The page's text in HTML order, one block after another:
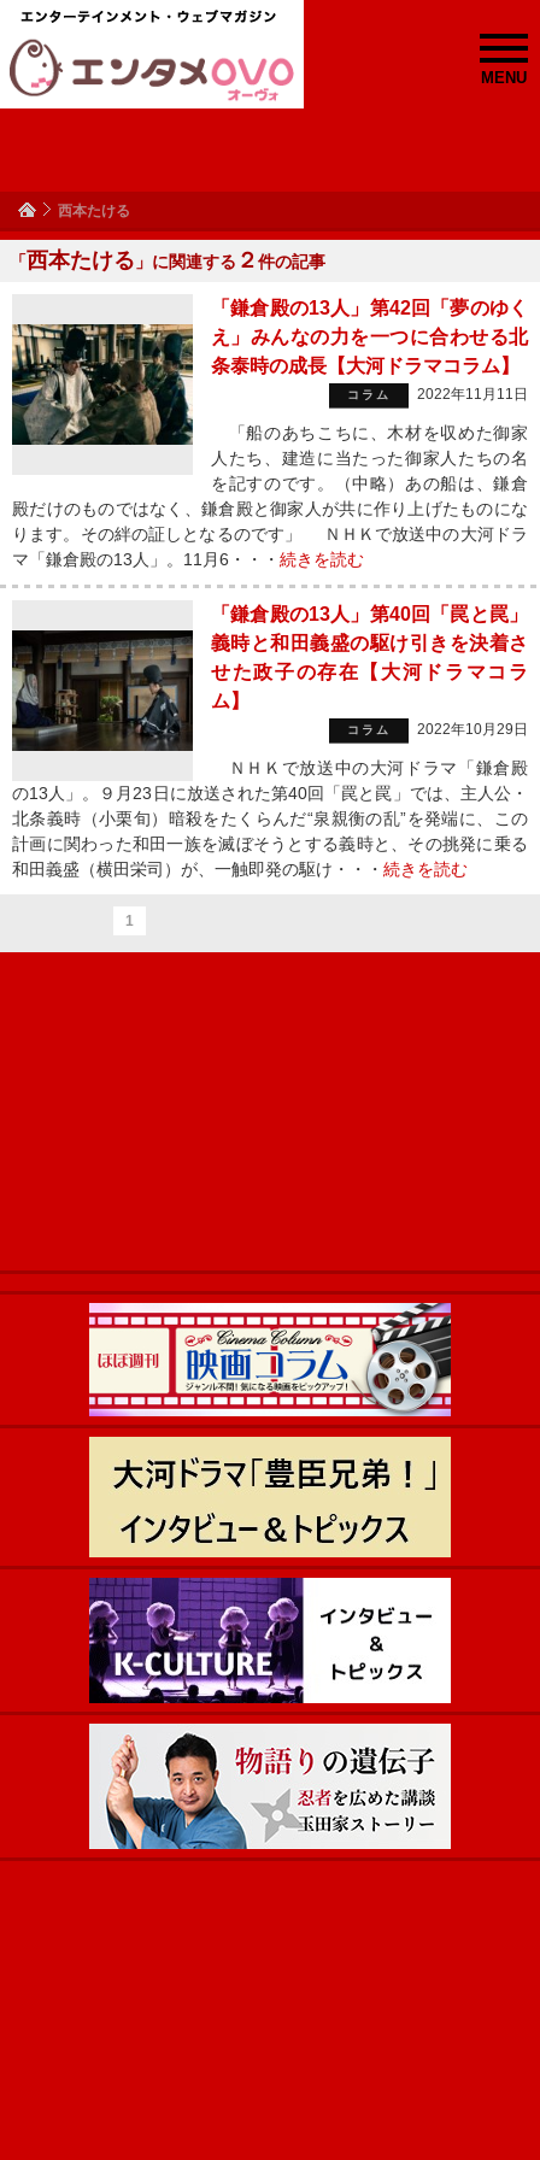
MENU
西本たける
「西本たける 」に関連する ２件の記事
「鎌倉殿の13人」第42回「夢のゆく
え」みんなの力を一つに合わせる北
条泰時の成長【大河ドラマコラム】
コラム 2022年11月11日
「船のあちこちに、木材を収めた御家
人たち、建造に当たった御家人たちの名
を記すのです。（中略）あの船は、鎌倉
殿だけのものではなく、鎌倉殿と御家人が共に作り上げたものにな
ります。その絆の証しとなるのです」 ＮＨＫで放送中の大河ドラ
マ「鎌倉殿の13人」。11月6・・・ 続きを読む
「鎌倉殿の13人」第40回「罠と罠」
義時と和田義盛の駆け引きを決着さ
せた政子の存在【大河ドラマコラ
ム】
コラム 2022年10月29日
ＮＨＫで放送中の大河ドラマ「鎌倉殿
の13人」。９月23日に放送された第40回「罠と罠」では、主人公・
北条義時（小栗旬）暗殺をたくらんだ“泉親衡の乱”を発端に、この
計画に関わった和田一族を滅ぼそうとする義時と、その挑発に乗る
和田義盛（横田栄司）が、一触即発の駆け・・・ 続きを読む
1